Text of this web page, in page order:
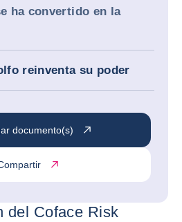
ha convertido en la
reinventa su poder
documento(s)
del Coface Risk